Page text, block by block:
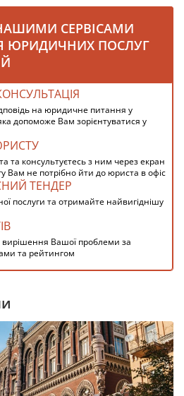
СЕРВІСАМИ
ЮРИДИЧНИХ ПОСЛУГ
на юридичне питання у
допоможе Вам зорієнтуватися у
та консультуєтесь з ним через екран
Вам не потрібно йти до юриста в офіс
ТЕНДЕР
послуги та отримайте найвигіднішу
Вашої проблеми за
та рейтингом